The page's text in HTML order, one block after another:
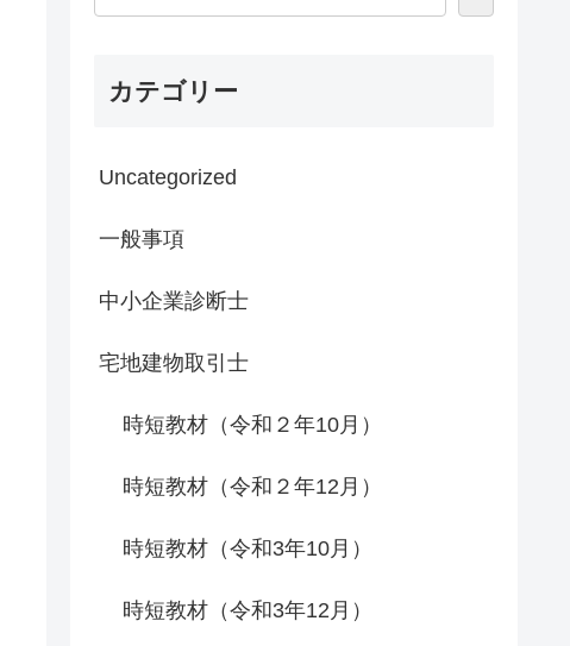
カテゴリー
Uncategorized
一般事項
中小企業診断士
宅地建物取引士
時短教材（令和２年10月）
時短教材（令和２年12月）
時短教材（令和3年10月）
時短教材（令和3年12月）